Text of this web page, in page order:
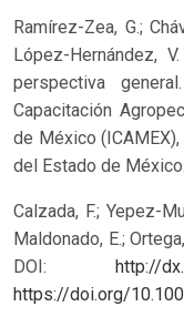
Ramírez-Zea, G.;
López-Hernández,
perspectiva
Capacitación
de México
del Estado de
Calzada, F.; Yepez-
Maldonado, E.;
DOI: http://
https://doi.org/